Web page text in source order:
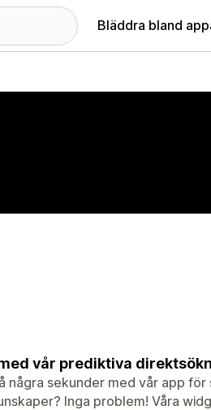
Bläddra bland
vår prediktiva
sekunder med vår app för
Inga problem! Våra